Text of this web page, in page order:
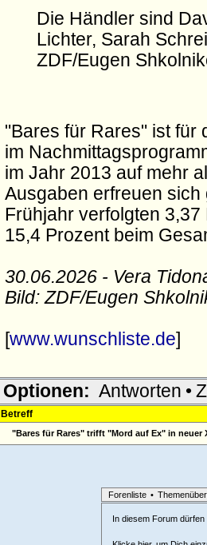
Die Händler sind
Lichter, Sarah
ZDF/Eugen
"Bares für Rares" ist für
im
im Jahr 2013 auf mehr
Ausgaben erfreuen sich
Frühjahr verfolgten
15,4 Prozent beim
30.06.2026 - Vera
Bild: ZDF/Eugen
[www.wunschliste.de]
Optionen: Antworten •
Betreff
"Bares für Rares" trifft "Mord auf Ex" in neuer
Forenliste •
In diesem Forum